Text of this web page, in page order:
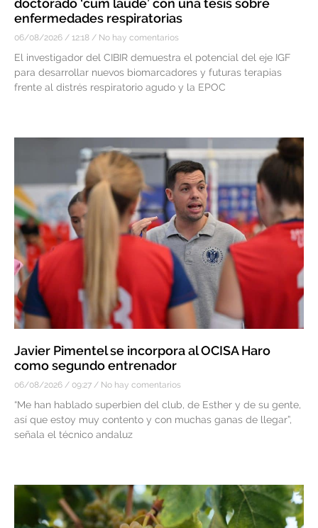
doctorado ‘cum laude’ con una tesis sobre
enfermedades respiratorias
06/08/2026 12:18 No hay comentarios
El investigador del CIBIR demuestra el potencial del eje IGF
para desarrollar nuevos biomarcadores y futuras terapias
frente al distrés respiratorio agudo y la EPOC
Javier Pimentel se incorpora al OCISA Haro
como segundo entrenador
06/08/2026 09:27 No hay comentarios
“Me han hablado superbien del club, de Esther y de su gente,
así que estoy muy contento y con muchas ganas de llegar”,
señala el técnico andaluz